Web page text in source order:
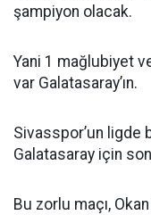
şampiyon olacak.
Yani 1 mağlubiyet
var Galatasaray’ın.
Sivasspor’un ligde
Galatasaray için
Bu zorlu maçı,